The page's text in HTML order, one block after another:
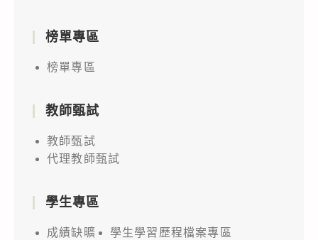
榜單專區
榜單專區
教師甄試
教師甄試
代理教師甄試
學生專區
成績缺曠
學生學習歷程檔案專區